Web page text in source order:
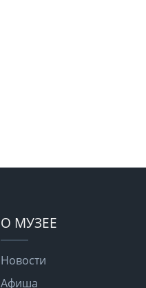
О МУЗЕЕ
Новости
Афиша